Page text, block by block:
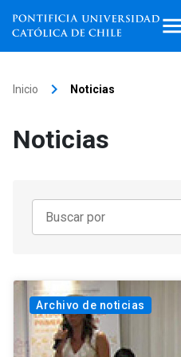
Facultades, escuelas e
Investigación
Extensión
Vinculación
Inicio keyboard_arrow_right Noticias
Noticias
Archivo de noticias